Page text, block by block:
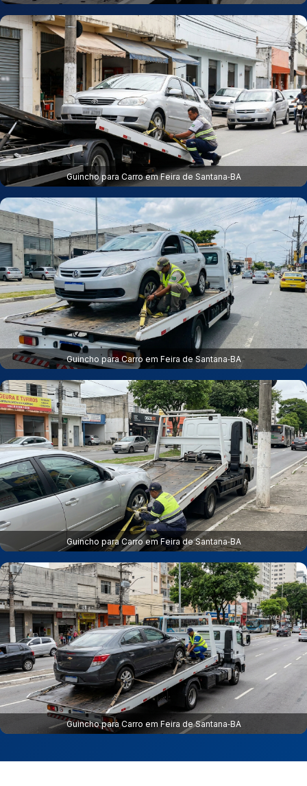
Guincho para Carro em Feira de Santana‑BA
Guincho para Carro em Feira de Santana‑BA
Guincho para Carro em Feira de Santana‑BA
Guincho para Carro em Feira de Santana‑BA